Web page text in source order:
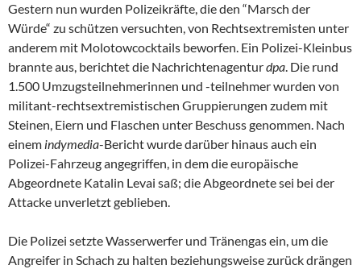
Gestern nun wurden Polizeikräfte, die den “Marsch der
Würde“ zu schützen versuchten, von Rechtsextremisten unter
anderem mit Molotowcocktails beworfen. Ein Polizei-Kleinbus
brannte aus, berichtet die Nachrichtenagenturdpa. Die rund
1.500 Umzugsteilnehmerinnen und -teilnehmer wurden von
militant-rechtsextremistischen Gruppierungen zudem mit
Steinen, Eiern und Flaschen unter Beschuss genommen. Nach
einem indymedia-Bericht wurde darüber hinaus auch ein
Polizei-Fahrzeug angegriffen, in dem die europäische
Abgeordnete Katalin Levai saß; die Abgeordnete sei bei der
Attacke unverletzt geblieben.
Die Polizei setzte Wasserwerfer und Tränengas ein, um die
Angreifer in Schach zu halten beziehungsweise zurück drängen